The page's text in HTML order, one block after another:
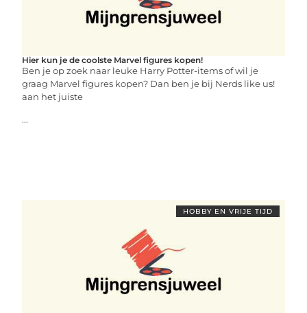
Hier kun je de coolste Marvel figures kopen!
Ben je op zoek naar leuke Harry Potter-items of wil je
graag Marvel figures kopen? Dan ben je bij Nerds like us!
aan het juiste
...
HOBBY EN VRIJE TIJD